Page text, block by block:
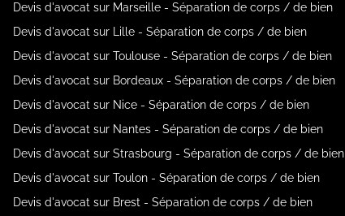
Devis d'avocat sur Marseille - Séparation de corps / de bien
Devis d'avocat sur Lille - Séparation de corps / de bien
Devis d'avocat sur Toulouse - Séparation de corps / de bien
Devis d'avocat sur Bordeaux - Séparation de corps / de bien
Devis d'avocat sur Nice - Séparation de corps / de bien
Devis d'avocat sur Nantes - Séparation de corps / de bien
Devis d'avocat sur Strasbourg - Séparation de corps / de bien
Devis d'avocat sur Toulon - Séparation de corps / de bien
Devis d'avocat sur Brest - Séparation de corps / de bien